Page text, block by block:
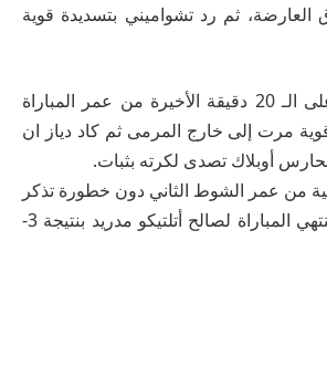
ثم رد تشواميني بتسديدة قوية
سيطر ريال مدريد على الـ 20 دقيقة الأخيرة من عمر المباراة
مرت إلى خارج المرمى ثم كاد دياز ان
أوبلاك تصدى لكرته بثبات.
من عمر الشوط الثاني دون خطورة تذكر
على كلا المرميين لتنتهي المباراة لصالح أتلتيكو مدريد بنتيجة 3-